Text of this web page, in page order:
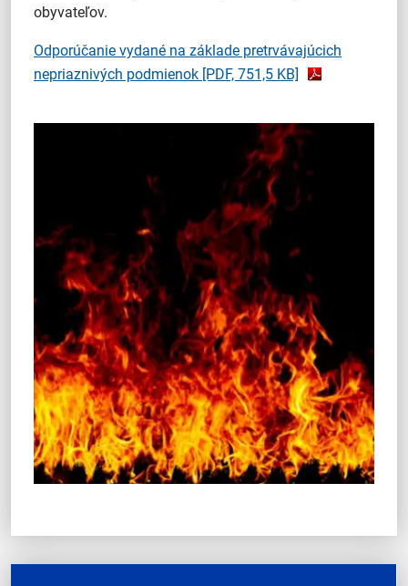
obyvateľov.
Odporúčanie vydané na základe pretrvávajúcich
nepriaznivých podmienok [PDF, 751,5 KB]